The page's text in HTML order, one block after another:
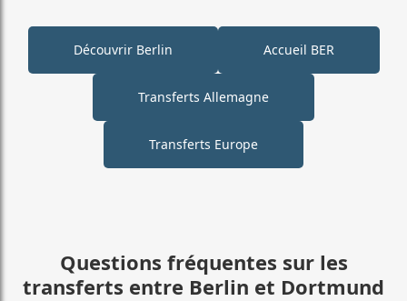
Découvrir Berlin Accueil BER
Transferts Allemagne
Transferts Europe
Questions fréquentes sur les
transferts entre Berlin et Dortmund